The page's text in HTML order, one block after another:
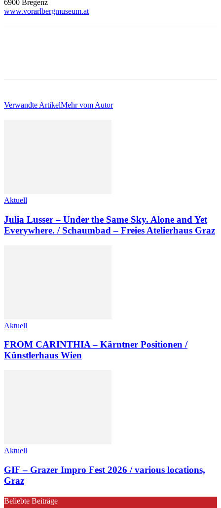
6900 Bregenz
www.vorarlbergmuseum.at
Verwandte ArtikelMehr vom Autor
Aktuell
Julia Lusser – Under the Same Sky. Alone and Yet
Everywhere. / Schaumbad – Freies Atelierhaus Graz
Aktuell
FROM CARINTHIA – Kärntner Positionen /
Künstlerhaus Wien
Aktuell
GIF – Grazer Impro Fest 2026 / various locations,
Graz
Beliebte Beiträge